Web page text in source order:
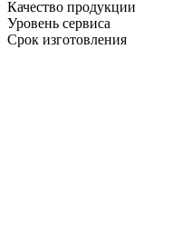
Качество продукции
Уровень сервиса
Срок изготовления